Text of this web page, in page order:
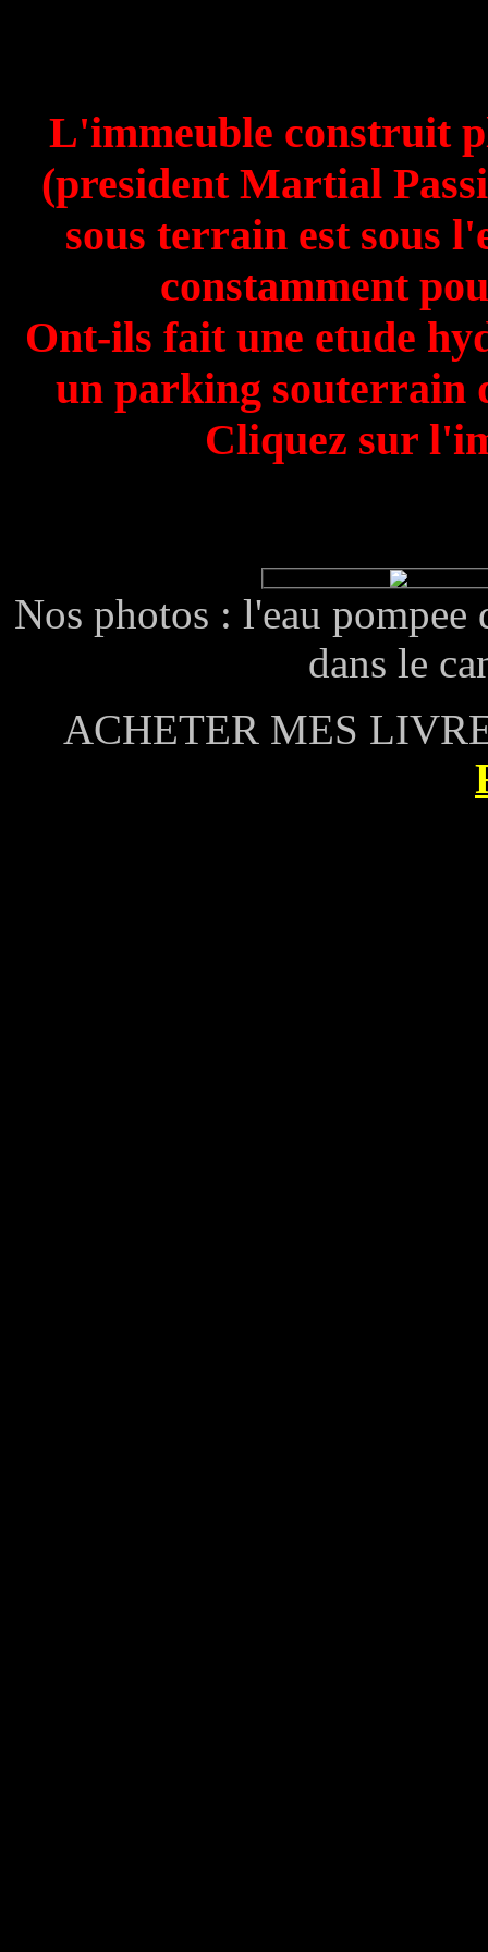
L'immeuble construit
(president Martial
sous terrain est sous
constamment
Ont-ils fait une etude
un parking souterrain
Cliquez sur
Nos photos : l'eau
dans le
ACHETER MES